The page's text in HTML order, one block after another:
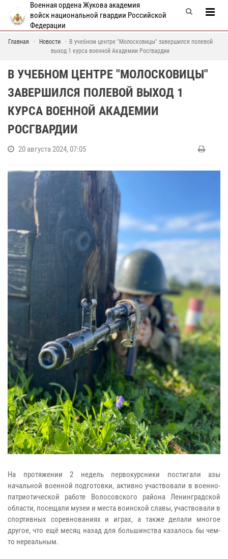
Военная ордена Жукова академия
войск национальной гвардии Российской
Федерации
Главная Новости
В учебном центре "Молосковицы" завершился полевой
выход 1 курса военной Академии Росгвардии
В УЧЕБНОМ ЦЕНТРЕ "МОЛОСКОВИЦЫ"
ЗАВЕРШИЛСЯ ПОЛЕВОЙ ВЫХОД 1
КУРСА ВОЕННОЙ АКАДЕМИИ
РОСГВАРДИИ
20 августа 2024, 07:05
На протяжении 2 недель первокурсники постигали азы
начальной военной подготовки, активно участвовали в военно-
патриотической работе Волосовского района Ленинградской
области, посещали музеи и места воинской славы, участвовали в
спортивных соревнованиях и играх, а также делали многое
другое, что ещё месяц назад для большинства казалось бы чем-
то нереальным.